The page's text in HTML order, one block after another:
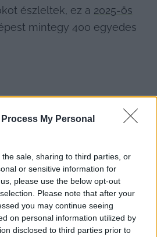
My Personal
sale, sharing to third parties, or
or sensitive information for
please use the below opt-out
Please note that after your
you may continue seeing
on personal information utilized by
disclosed to third parties prior to
észleltek, ez a 2025-ös
mintegy 400 egyedes